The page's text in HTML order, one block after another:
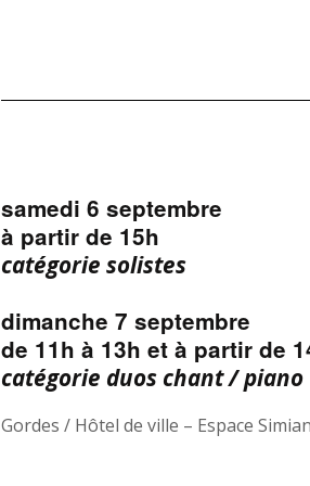
samedi 6 septembre
à partir de 15h
catégorie solistes
dimanche 7 septembre
de 11h à 13h et à partir de
catégorie duos chant / piano
Gordes / Hôtel de ville – Espace